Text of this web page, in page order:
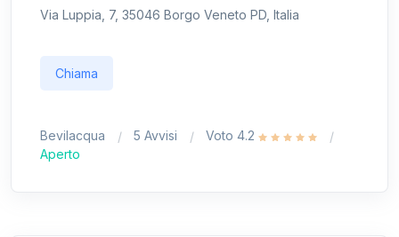
Via Luppia, 7, 35046 Borgo Veneto PD, Italia
Chiama
Bevilacqua 5 Avvisi
Voto 4.2
Aperto